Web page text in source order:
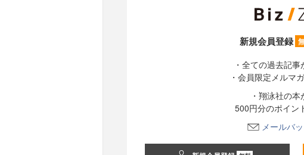
新規会員登録
・全ての過去記
・会員限定メルマ
・翔泳社の本
500円分のポイン
メールバ